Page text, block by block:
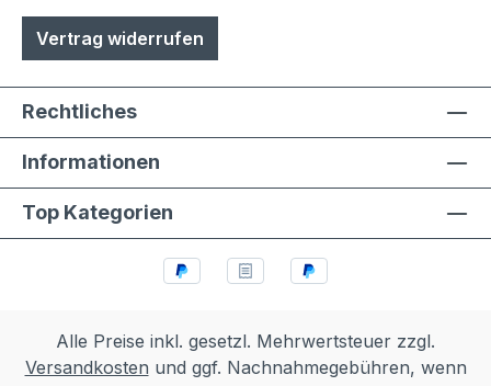
Vertrag widerrufen
Rechtliches
Informationen
Top Kategorien
Alle Preise inkl. gesetzl. Mehrwertsteuer zzgl.
Versandkosten und ggf. Nachnahmegebühren, wenn